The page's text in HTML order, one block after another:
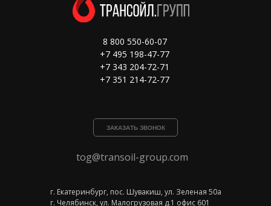
8 800 550-60-07
+7 495 198-47-77
+7 343 204-72-71
+7 351 214-72-77
ЗАКАЗАТЬ ЗВОНОК
tog@transoil-group.com
г. Екатеринбург, пос. Шувакиш, ул. Зеленая 50а
г. Челябинск, ул. Малогрузовая д.1 офис 601